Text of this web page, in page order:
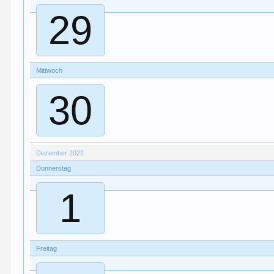
29
Mittwoch
30
Dezember 2022
Donnerstag
1
Freitag